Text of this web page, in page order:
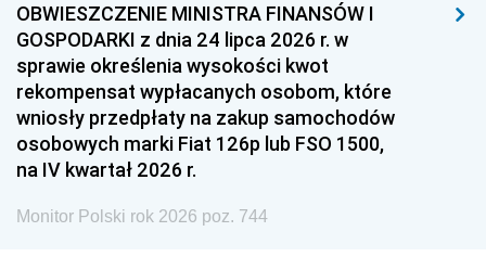
OBWIESZCZENIE MINISTRA FINANSÓW I
GOSPODARKI z dnia 24 lipca 2026 r. w
sprawie określenia wysokości kwot
rekompensat wypłacanych osobom, które
wniosły przedpłaty na zakup samochodów
osobowych marki Fiat 126p lub FSO 1500,
na IV kwartał 2026 r.
Monitor Polski rok 2026 poz. 744